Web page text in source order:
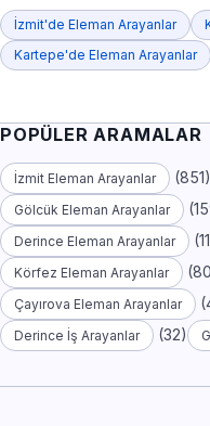
İzmit'de Eleman Arayanlar
Kartepe'de Eleman Arayanlar
POPÜLER ARAMALAR
İzmit Eleman Arayanlar (851)
Gölcük Eleman Arayanlar
Derince Eleman Arayanlar
Körfez Eleman Arayanlar
Çayırova Eleman Arayanlar
Derince İş Arayanlar (32)